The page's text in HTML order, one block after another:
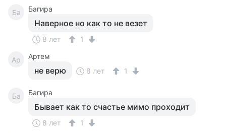
Ба Багира
Наверное но как то не везет
8 лет 1
Ар Артем
не верю 8 лет 1
Ба Багира
Бывает как то счастье мимо проходит
8 лет 1